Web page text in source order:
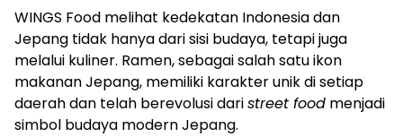
WINGS Food melihat kedekatan Indonesia dan
Jepang tidak hanya dari sisi budaya, tetapi juga
melalui kuliner. Ramen, sebagai salah satu ikon
makanan Jepang, memiliki karakter unik di setiap
daerah dan telah berevolusi daristreet food menjadi
simbol budaya modern Jepang.